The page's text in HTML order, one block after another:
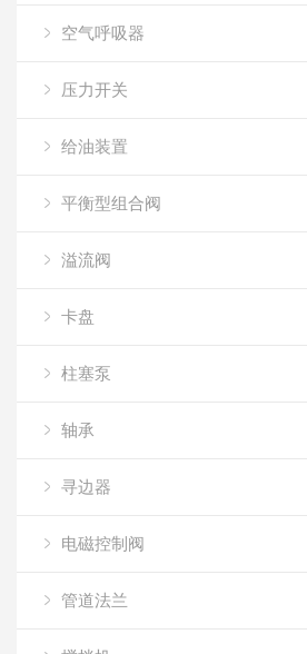
空气呼吸器
压力开关
给油装置
平衡型组合阀
溢流阀
卡盘
柱塞泵
轴承
寻边器
电磁控制阀
管道法兰